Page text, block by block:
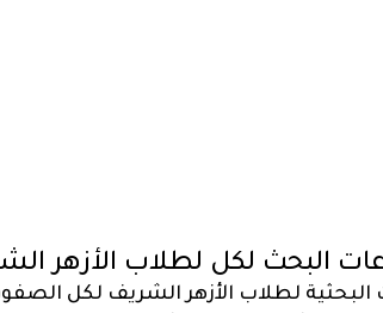
البحث لكل لطلاب الأزهر
البحثية لطلاب الأزهر الشريف لكل